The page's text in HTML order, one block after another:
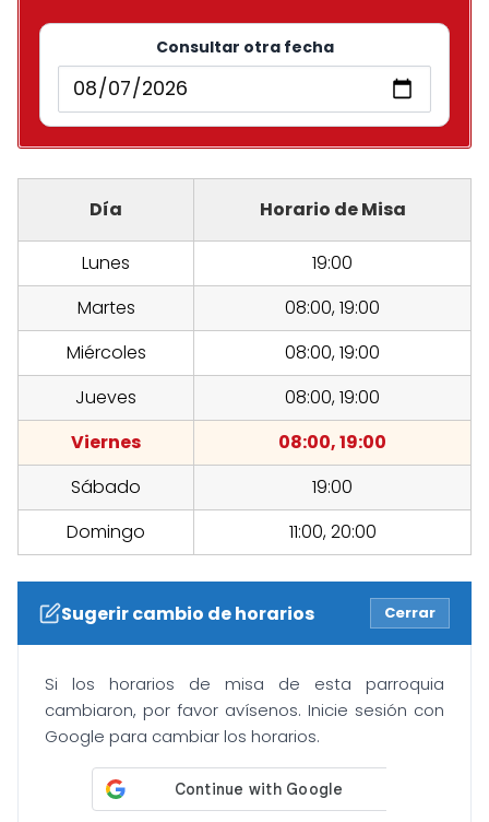
Consultar otra fecha
Día Horario de Misa
Lunes
19:00
Martes
08:00, 19:00
Miércoles
08:00, 19:00
Jueves
08:00, 19:00
Viernes
08:00, 19:00
Sábado
19:00
Domingo
11:00, 20:00
Sugerir cambio de horarios Cerrar
Si los horarios de misa de esta parroquia
cambiaron, por favor avísenos. Inicie sesión con
Google para cambiar los horarios.